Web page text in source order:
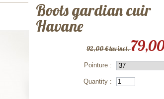
Boots gardian cuir
Havane
92,00 € tax incl.
Pointure :
Quantity :